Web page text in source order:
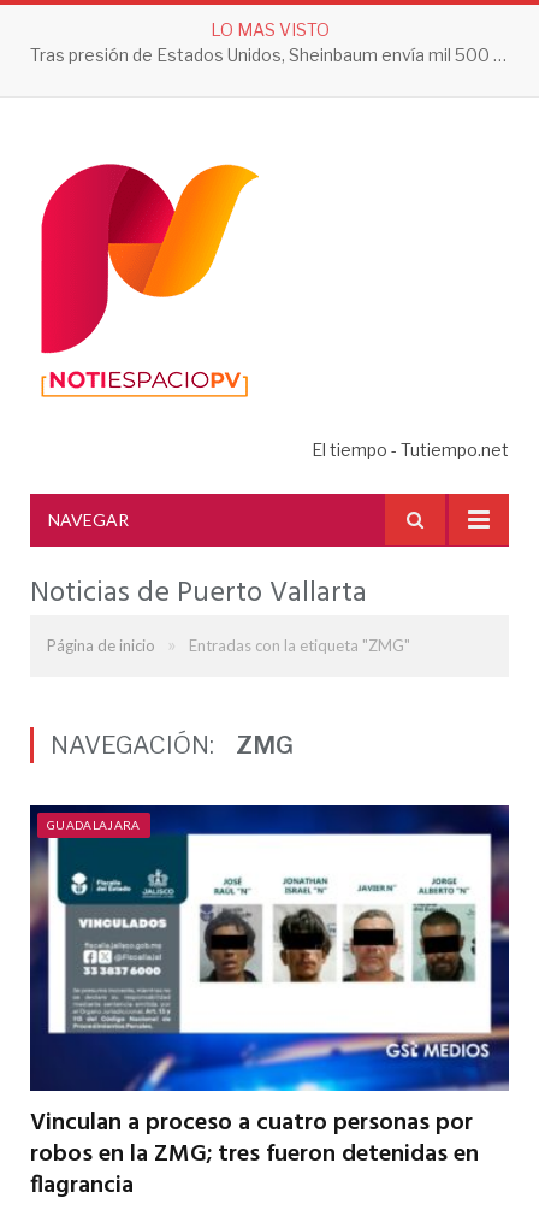
LO MAS VISTO
Tras presión de Estados Unidos, Sheinbaum envía mil 500 soldados a Michoacán
El tiempo - Tutiempo.net
NAVEGAR
Noticias de Puerto Vallarta
Página de inicio » Entradas con la etiqueta "ZMG"
NAVEGACIÓN: ZMG
GUADALAJARA
Vinculan a proceso a cuatro personas por
robos en la ZMG; tres fueron detenidas en
flagrancia